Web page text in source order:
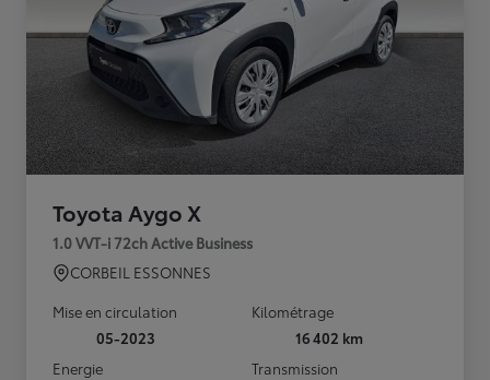
Toyota Aygo X
1.0 VVT-i 72ch Active Business
CORBEIL ESSONNES
Mise en circulation
05-2023
Kilométrage
16 402 km
Energie
Transmission